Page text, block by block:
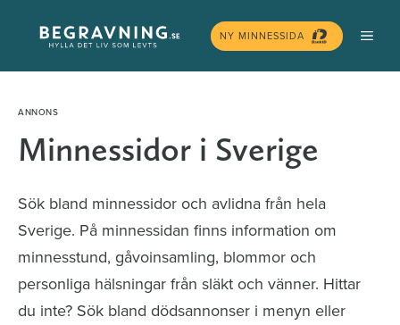
innehåll
NY MINNESSIDA
Minnessidor i Sverige
Sök bland minnessidor och avlidna från hela
Sverige. På minnessidan finns information om
minnesstund, gåvoinsamling, blommor och
personliga hälsningar från släkt och vänner. Hittar
du inte? Sök bland dödsannonser i menyn eller